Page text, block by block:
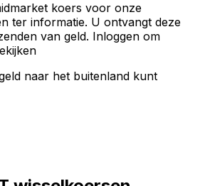
koers voor onze
ter informatie. U ontvangt deze
van geld. Inloggen om
naar het buitenland kunt